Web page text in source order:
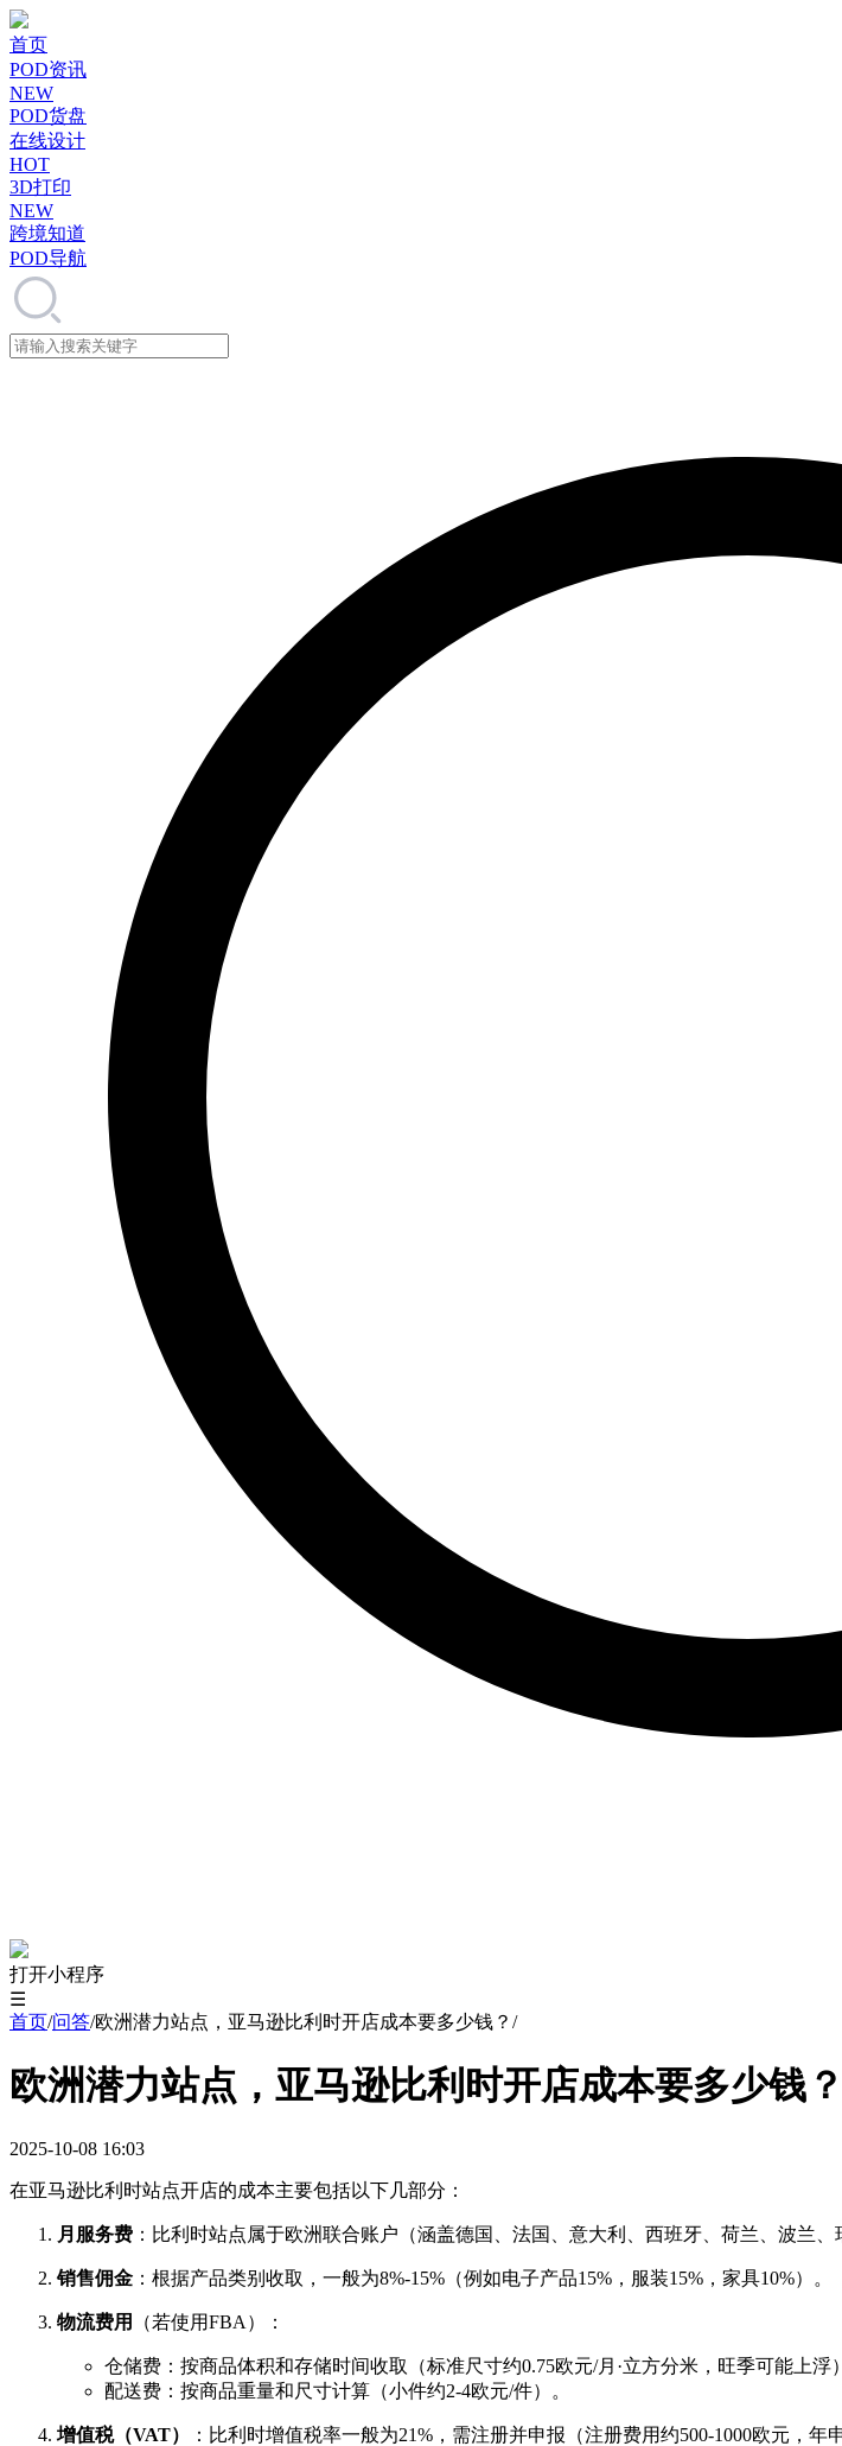
首页
POD资讯
NEW
POD货盘
在线设计
HOT
3D打印
NEW
跨境知道
POD导航
打开小程序
☰
首页/问答/欧洲潜力站点，亚马逊比利时开店成本要多少钱？ /
欧洲潜力站点，亚马逊比利时开店成本要多少钱？
2025-10-08 16:03
在亚马逊比利时站点开店的成本主要包括以下几部分：
月服务费 ：比利时站点属于欧洲联合账户（涵盖德国、法国、意大利、西班牙、荷兰、波兰
销售佣金 ：根据产品类别收取，一般为8%-15%（例如电子产品15%，服装15%，家具10%）。
物流费用 （若使用FBA）：
仓储费：按商品体积和存储时间收取（标准尺寸约0.75欧元/月·立方分米，旺季可能上浮
配送费：按商品重量和尺寸计算（小件约2-4欧元/件）。
增值税（VAT） ：比利时增值税率一般为21%，需注册并申报（注册费用约500-1000欧元，年